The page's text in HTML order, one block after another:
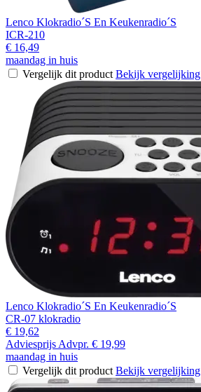
Lenco Klokradio´S En Keukenradio´S
ICR-210
€ 16,49
maandag in huis
Vergelijk dit product Bekijk vergelijking
Lenco Klokradio´S En Keukenradio´S
CR-07 klokradio
€ 19,62
Adviesprijs Advpr. € 19,99
maandag in huis
Vergelijk dit product Bekijk vergelijking